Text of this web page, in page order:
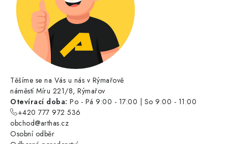
Těšíme se na Vás u nás v Rýmařově
náměstí Míru 221/8, Rýmařov
Otevírací doba: Po - Pá 9:00 - 17:00 | So 9:00 - 11:00
+420 777 972 536
obchod@arthas.cz
Osobní odběr